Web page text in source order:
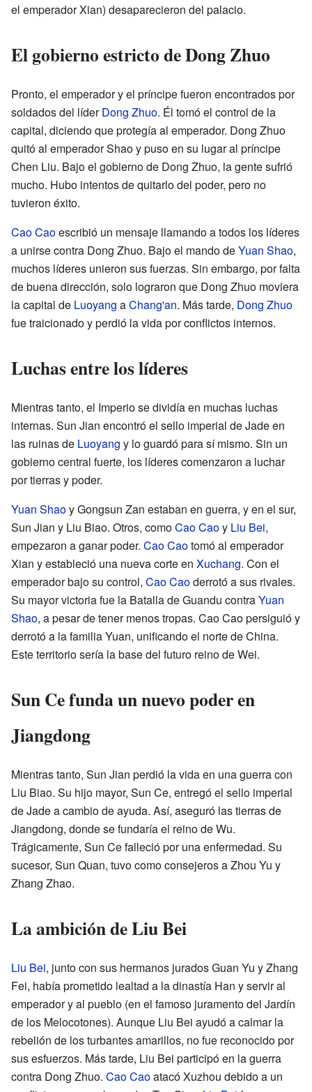
el emperador Xian) desaparecieron del palacio.
El gobierno estricto de Dong Zhuo
Pronto, el emperador y el príncipe fueron encontrados por
soldados del líderDong Zhuo. Él tomó el control de la
capital, diciendo que protegía al emperador. Dong Zhuo
quitó al emperador Shao y puso en su lugar al príncipe
Chen Liu. Bajo el gobierno de Dong Zhuo, la gente sufrió
mucho. Hubo intentos de quitarlo del poder, pero no
tuvieron éxito.
Cao Caoescribió un mensaje llamando a todos los líderes
a unirse contra Dong Zhuo. Bajo el mando deYuan Shao,
muchos líderes unieron sus fuerzas. Sin embargo, por falta
de buena dirección, solo lograron que Dong Zhuo moviera
la capital de Luoyang aChang'an. Más tarde, Dong Zhuo
fue traicionado y perdió la vida por conflictos internos.
Luchas entre los líderes
Mientras tanto, el Imperio se dividía en muchas luchas
internas. Sun Jian encontró el sello imperial de Jade en
las ruinas de Luoyang y lo guardó para sí mismo. Sin un
gobierno central fuerte, los líderes comenzaron a luchar
por tierras y poder.
Yuan Shaoy Gongsun Zan estaban en guerra, y en el sur,
Sun Jian y Liu Biao. Otros, comoCao Caoy Liu Bei,
empezaron a ganar poder. Cao Caotomó al emperador
Xian y estableció una nueva corte en Xuchang. Con el
emperador bajo su control, Cao Caoderrotó a sus rivales.
Su mayor victoria fue la Batalla de Guandu contraYuan
Shao, a pesar de tener menos tropas. Cao Cao persiguió y
derrotó a la familia Yuan, unificando el norte de China.
Este territorio sería la base del futuro reino de Wei.
Sun Ce funda un nuevo poder en
Jiangdong
Mientras tanto, Sun Jian perdió la vida en una guerra con
Liu Biao. Su hijo mayor, Sun Ce, entregó el sello imperial
de Jade a cambio de ayuda. Así, aseguró las tierras de
Jiangdong, donde se fundaría el reino de Wu.
Trágicamente, Sun Ce falleció por una enfermedad. Su
sucesor, Sun Quan, tuvo como consejeros a Zhou Yu y
Zhang Zhao.
La ambición de Liu Bei
Liu Bei, junto con sus hermanos jurados Guan Yu y Zhang
Fei, había prometido lealtad a la dinastía Han y servir al
emperador y al pueblo (en el famoso juramento del Jardín
de los Melocotones). Aunque Liu Bei ayudó a calmar la
rebelión de los turbantes amarillos, no fue reconocido por
sus esfuerzos. Más tarde, Liu Bei participó en la guerra
contra Dong Zhuo. Cao Caoatacó Xuzhou debido a un